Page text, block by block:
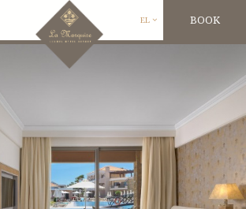
BOOK
EL